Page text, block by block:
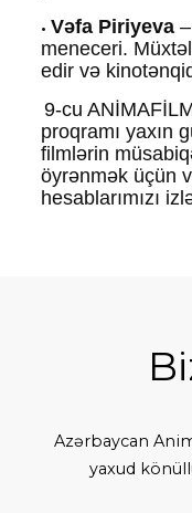
• Vəfa Piriyeva–
meneceri.
edir və
9-cu
proqramı yaxın
filmlərin
öyrənmək üçün
hesablarımızı
Azərbaycan
yaxud